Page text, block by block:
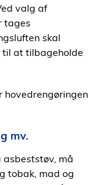
valg af
tages
skal
til at tilbageholde
hovedrengøringen
mv.
asbeststøv, må
tobak, mad og